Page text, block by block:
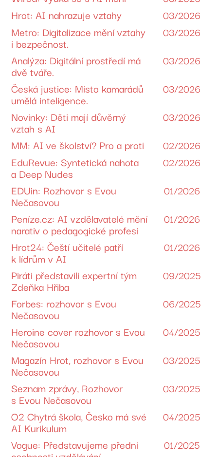
Hrot: AI nahrazuje vztahy 03/2026
Metro: Digitalizace mění vztahy
i bezpečnost.
03/2026
Analýza: Digitální prostředí má
dvě tváře.
03/2026
Česká justice: Místo kamarádů
umělá inteligence.
03/2026
Novinky: Děti mají důvěrný
vztah s AI
03/2026
MM: AI ve školství? Pro a proti 02/2026
EduRevue: Syntetická nahota
a Deep Nudes
02/2026
EDUin: Rozhovor s Evou
Nečasovou
01/2026
Peníze.cz: AI vzdělavatelé mění
narativ o pedagogické profesi
01/2026
Hrot24: Čeští učitelé patří
k lídrům v AI
01/2026
Piráti představili expertní tým
Zdeňka Hřiba
09/2025
Forbes: rozhovor s Evou
Nečasovou
06/2025
Heroine cover rozhovor s Evou
Nečasovou
04/2025
Magazín Hrot, rozhovor s Evou
Nečasovou
03/2025
Seznam zprávy, Rozhovor
s Evou Nečasovou
03/2025
O2 Chytrá škola, Česko má své
AI Kurikulum
04/2025
Vogue: Představujeme přední 01/2025